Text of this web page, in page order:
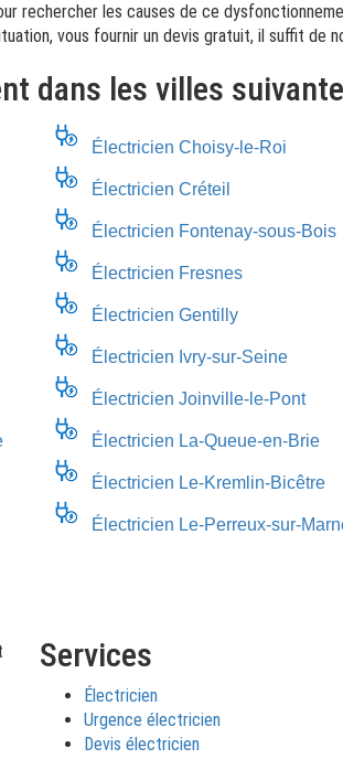
rechercher les causes de ce
vous fournir un devis gratuit, il suffit
dans les villes
Électricien Choisy-le-Roi
Électricien Créteil
Électricien Fontenay-sous-Bois
Électricien Fresnes
Électricien Gentilly
Électricien Ivry-sur-Seine
Électricien Joinville-le-Pont
Électricien La-Queue-en-Brie
Électricien Le-Kremlin-Bicêtre
Électricien Le-Perreux-sur-
Services
Électricien
Urgence électricien
Devis électricien